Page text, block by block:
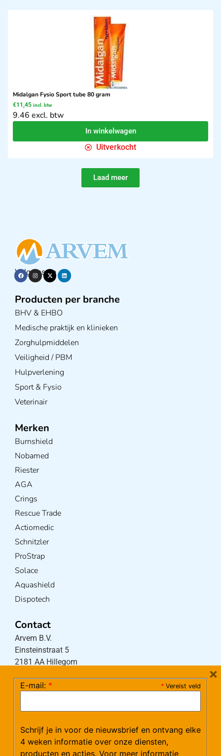
Midalgan Fysio Sport tube 80 gram
€11,45 incl. btw
9.46 excl. btw
In winkelwagen
Uitverkocht
Laad meer
Volg ons op
Producten per branche
BHV & EHBO
Medische praktijk en klinieken
Zorghulpmiddelen
Veiligheid / PBM
Hulpverlening
Sport & Fysio
Veterinair
Merken
Burnshield
Nobamed
Riester
AGA
Crings
Rescue Trade
Actiomedic
Schnitzler
ProStrap
Solace
Aquashield
Dispotech
Contact
Arvem B.V.
Einsteinstraat 5
2181 AA Hillegom
(maandag – donderdag 08:30-17:15 uur / vrijdag
Mail:klantenservice@arvem.nl
* Vereist veld
E-mail: *
Schrijf je in voor de nieuwsbrief en ontvang elke
4 weken informatie over onze diensten,
producten en acties. Voor meer informatie
×